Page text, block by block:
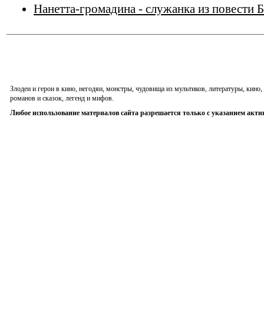
Нанетта-громадина - служанка из повести
Злодеи и герои в кино, негодяи, монстры, чудовища из мультиков, литературы,
романов и сказок, легенд и мифов.
Любое использование материалов сайта разрешается только с указанием